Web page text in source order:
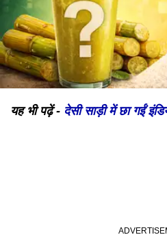
यह भी पढ़ें - देसी साड़ी में छा गईं